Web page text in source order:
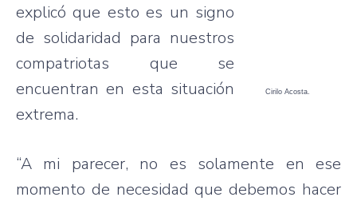
Cirilo Acosta.
explicó que esto es un signo
de solidaridad para nuestros
compatriotas que se
encuentran en esta situación
extrema.
“A mi parecer, no es solamente en ese
momento de necesidad que debemos hacer